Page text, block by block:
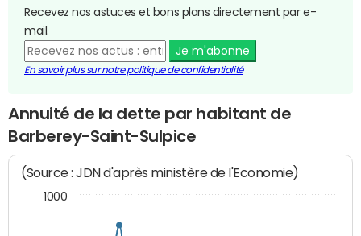
Recevez nos astuces et bons plans directement par e-
mail.
Je m'abonne
En savoir plus sur notre politique de confidentialité
Annuité de la dette par habitant de
Barberey-Saint-Sulpice
(Source : JDN d'après ministère de l'Economie)
1000